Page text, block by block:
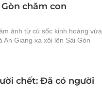
chăm con
ảnh từ cú sốc kinh hoàng vừa
Giang xa xôi lên Sài Gòn
chết: Đã có người